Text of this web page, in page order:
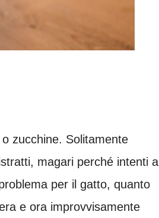
zucchine. Solitamente
magari perché intenti a
per il gatto, quanto
e ora improvvisamente